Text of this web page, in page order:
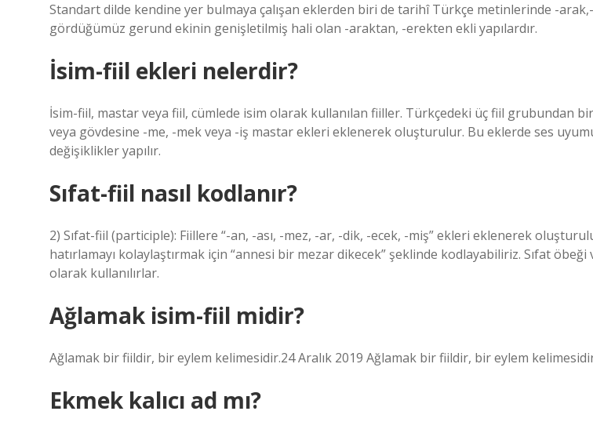
Standart dilde kendine yer bulmaya çalışan eklerden biri de tarihî Türkçe metinlerinde -
gördüğümüz gerund ekinin genişletilmiş hali olan -araktan, -erekten ekli yapılardır.
İsim-fiil ekleri nelerdir?
İsim-fiil, mastar veya fiil, cümlede isim olarak kullanılan fiiller. Türkçedeki üç fiil grubundan
veya gövdesine -me, -mek veya -iş mastar ekleri eklenerek oluşturulur. Bu eklerde ses
değişiklikler yapılır.
Sıfat-fiil nasıl kodlanır?
2) Sıfat-fiil (participle): Fiillere “-an, -ası, -mez, -ar, -dik, -ecek, -miş” ekleri eklenerek
hatırlamayı kolaylaştırmak için “annesi bir mezar dikecek” şeklinde kodlayabiliriz. Sıfat öbeği
olarak kullanılırlar.
Ağlamak isim-fiil midir?
Ağlamak bir fiildir, bir eylem kelimesidir.24 Aralık 2019 Ağlamak bir fiildir, bir eylem
Ekmek kalıcı ad mı?